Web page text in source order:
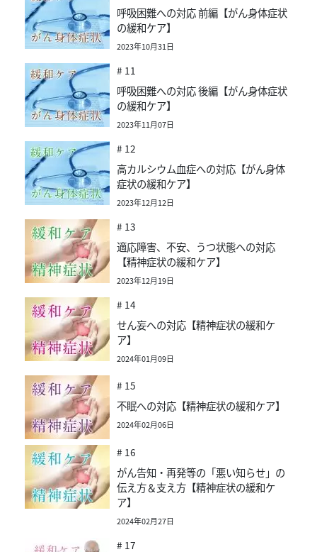
呼吸困難への対応 前編【がん身体症状
の緩和ケア】
2023年10月31日
# 11
呼吸困難への対応 後編【がん身体症状
の緩和ケア】
2023年11月07日
# 12
高カルシウム血症への対応【がん身体
症状の緩和ケア】
2023年12月12日
# 13
適応障害、不安、うつ状態への対応
【精神症状の緩和ケア】
2023年12月19日
# 14
せん妄への対応【精神症状の緩和ケ
ア】
2024年01月09日
# 15
不眠への対応【精神症状の緩和ケア】
2024年02月06日
# 16
がん告知・再発等の「悪い知らせ」の
伝え方＆支え方【精神症状の緩和ケ
ア】
2024年02月27日
# 17